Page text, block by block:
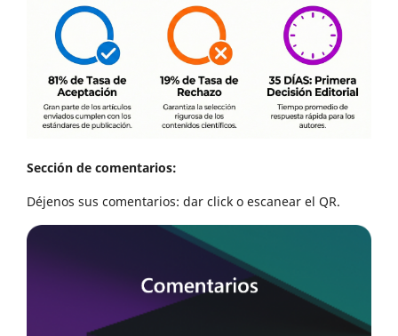
Sección de comentarios:
Déjenos sus comentarios: dar click o escanear el QR.